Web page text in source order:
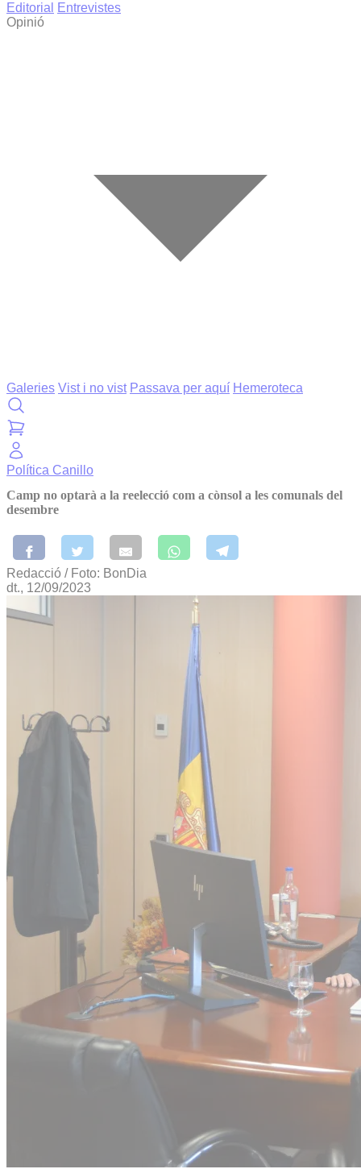
Editorial
Entrevistes
Opinió
Galeries Vist i no vist Passava per aquí Hemeroteca
Política Canillo
Camp no optarà a la reelecció com a cònsol a les comunals del
desembre
Redacció / Foto: BonDia
dt., 12/09/2023